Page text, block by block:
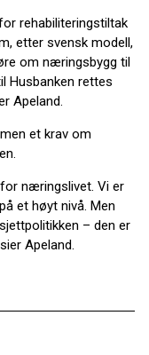
rehabiliteringstiltak
etter svensk modell,
om næringsbygg til
Husbanken rettes
Apeland.
et krav om
næringslivet. Vi er
et høyt nivå. Men
– den er
Apeland.